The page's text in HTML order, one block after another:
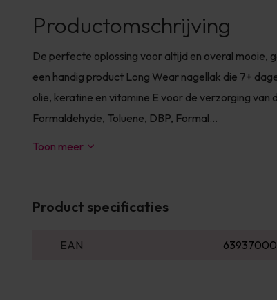
Productomschrijving
De perfecte oplossing voor altijd en overal mooie,
een handig product Long Wear nagellak die 7+
olie, keratine en vitamine E voor de verzorging
Formaldehyde, Toluene, DBP, Formal...
Toon meer
Product specificaties
EAN